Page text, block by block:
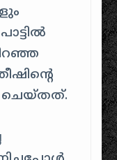
ചെയ്തത്.